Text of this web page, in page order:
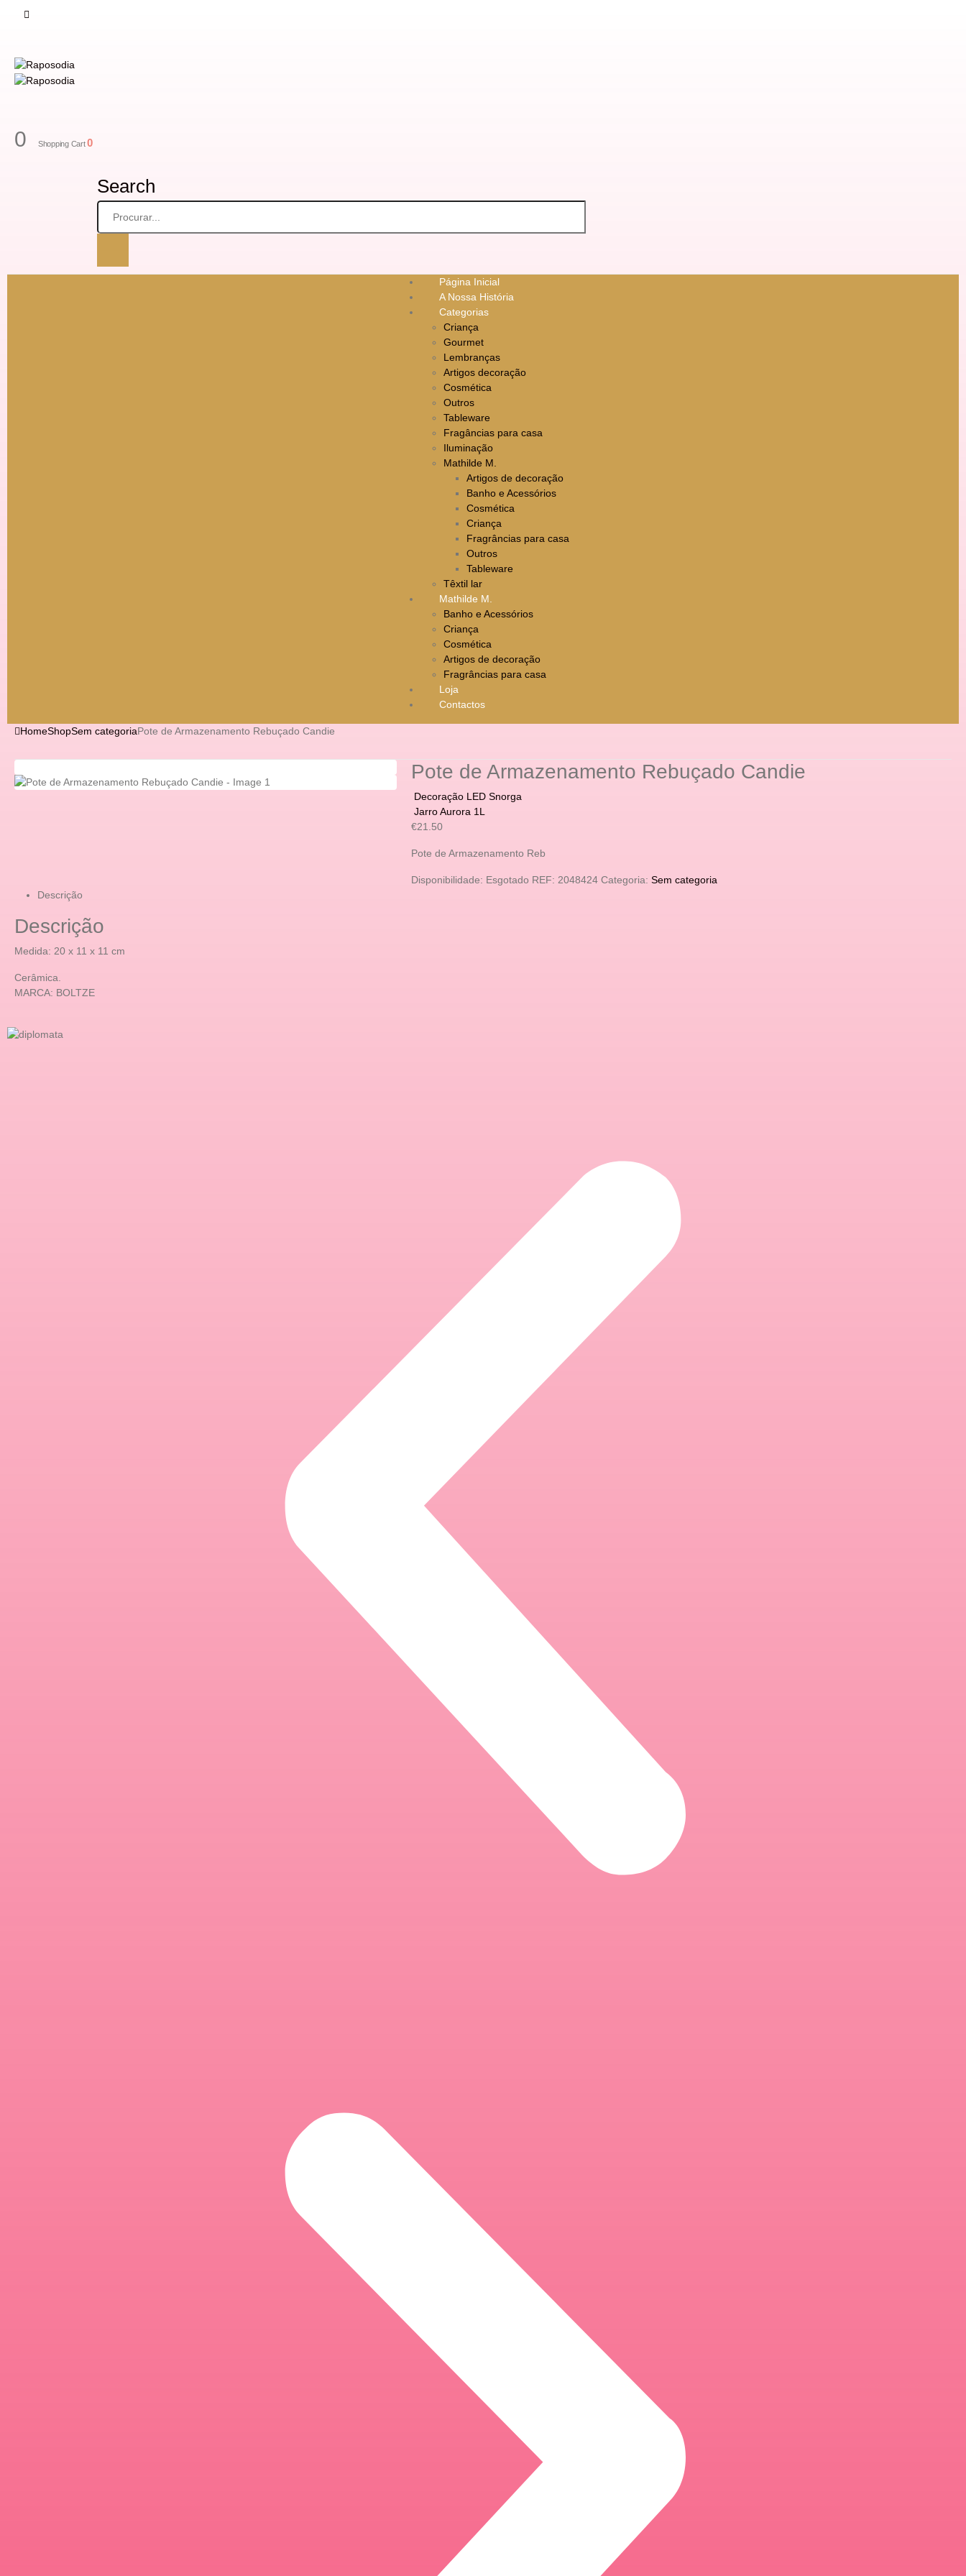
0 Shopping Cart0
Search
Página Inicial
A Nossa História
Categorias
Criança
Gourmet
Lembranças
Artigos decoração
Cosmética
Outros
Tableware
Fragâncias para casa
Iluminação
Mathilde M.
Artigos de decoração
Banho e Acessórios
Cosmética
Criança
Fragrâncias para casa
Outros
Tableware
Têxtil lar
Mathilde M.
Banho e Acessórios
Criança
Cosmética
Artigos de decoração
Fragrâncias para casa
Loja
Contactos
HomeShopSem categoriaPote de Armazenamento Rebuçado Candie
Pote de Armazenamento Rebuçado Candie
Decoração LED Snorga
Jarro Aurora 1L
€21.50
Pote de Armazenamento Reb
Disponibilidade: Esgotado REF: 2048424 Categoria: Sem categoria
Descrição
Descrição
Medida: 20 x 11 x 11 cm
Cerâmica.
MARCA: BOLTZE